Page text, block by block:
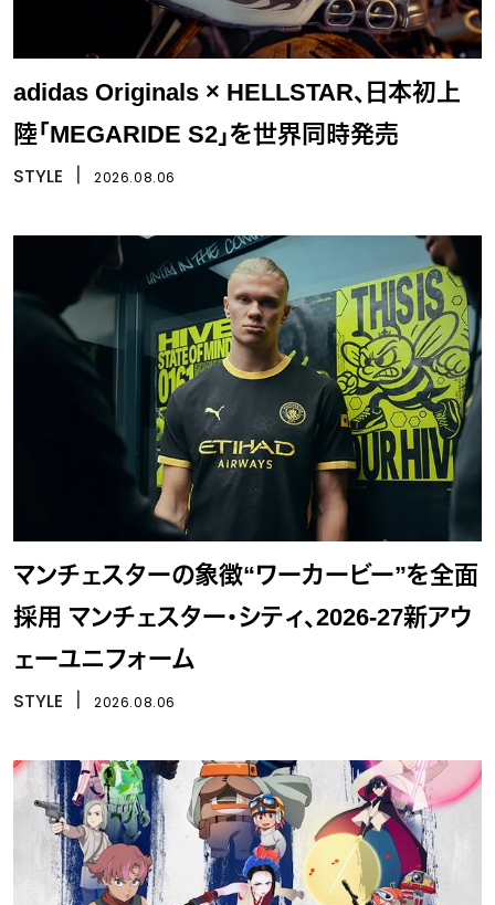
adidas Originals × HELLSTAR、日本初上
陸「MEGARIDE S2」を世界同時発売
STYLE 2026.08.06
マンチェスターの象徴“ワーカービー”を全面
採用 マンチェスター・シティ、2026-27新アウ
ェーユニフォーム
STYLE 2026.08.06